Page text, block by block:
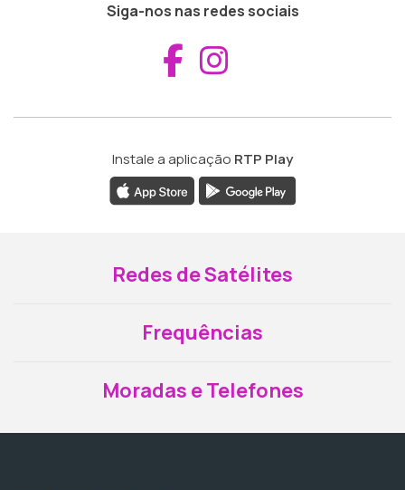
Siga-nos nas redes sociais
Aceder ao
Instale a aplicação RTP Play
Redes de Satélites
Frequências
Moradas e Telefones